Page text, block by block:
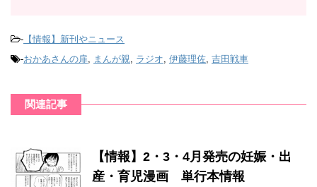
- 【情報】新刊やニュース
-おかあさんの扉, まんが親, ラジオ, 伊藤理佐, 吉田戦車
関連記事
【情報】2・3・4月発売の妊娠・出
産・育児漫画 単行本情報